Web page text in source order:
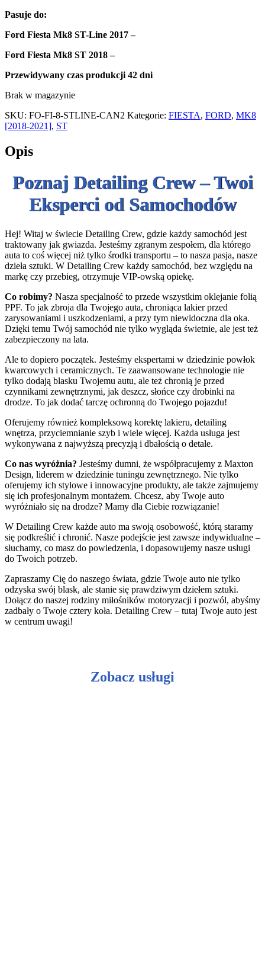
Pasuje do:
Ford Fiesta Mk8 ST-Line 2017 –
Ford Fiesta Mk8 ST 2018 –
Przewidywany czas produkcji 42 dni
Brak w magazynie
SKU: FO-FI-8-STLINE-CAN2 Kategorie: FIESTA, FORD, MK8
[2018-2021], ST
Opis
Poznaj Detailing Crew – Twoi
Eksperci od Samochodów
Hej! Witaj w świecie Detailing Crew, gdzie każdy samochód jest
traktowany jak gwiazda. Jesteśmy zgranym zespołem, dla którego
auta to coś więcej niż tylko środki transportu – to nasza pasja, nasze
dzieła sztuki. W Detailing Crew każdy samochód, bez względu na
markę czy przebieg, otrzymuje VIP-owską opiekę.
Co robimy? Nasza specjalność to przede wszystkim oklejanie folią
PPF. To jak zbroja dla Twojego auta, chroniąca lakier przed
zarysowaniami i uszkodzeniami, a przy tym niewidoczna dla oka.
Dzięki temu Twój samochód nie tylko wygląda świetnie, ale jest też
zabezpieczony na lata.
Ale to dopiero początek. Jesteśmy ekspertami w dziedzinie powłok
kwarcowych i ceramicznych. Te zaawansowane technologie nie
tylko dodają blasku Twojemu autu, ale też chronią je przed
czynnikami zewnętrznymi, jak deszcz, słońce czy drobinki na
drodze. To jak dodać tarczę ochronną do Twojego pojazdu!
Oferujemy również kompleksową korektę lakieru, detailing
wnętrza, przyciemnianie szyb i wiele więcej. Każda usługa jest
wykonywana z najwyższą precyzją i dbałością o detale.
Co nas wyróżnia? Jesteśmy dumni, że współpracujemy z Maxton
Design, liderem w dziedzinie tuningu zewnętrznego. Nie tylko
oferujemy ich stylowe i innowacyjne produkty, ale także zajmujemy
się ich profesjonalnym montażem. Chcesz, aby Twoje auto
wyróżniało się na drodze? Mamy dla Ciebie rozwiązanie!
W Detailing Crew każde auto ma swoją osobowość, którą staramy
się podkreślić i chronić. Nasze podejście jest zawsze indywidualne –
słuchamy, co masz do powiedzenia, i dopasowujemy nasze usługi
do Twoich potrzeb.
Zapraszamy Cię do naszego świata, gdzie Twoje auto nie tylko
odzyska swój blask, ale stanie się prawdziwym dziełem sztuki.
Dołącz do naszej rodziny miłośników motoryzacji i pozwól, abyśmy
zadbały o Twoje cztery koła. Detailing Crew – tutaj Twoje auto jest
w centrum uwagi!
Zobacz usługi